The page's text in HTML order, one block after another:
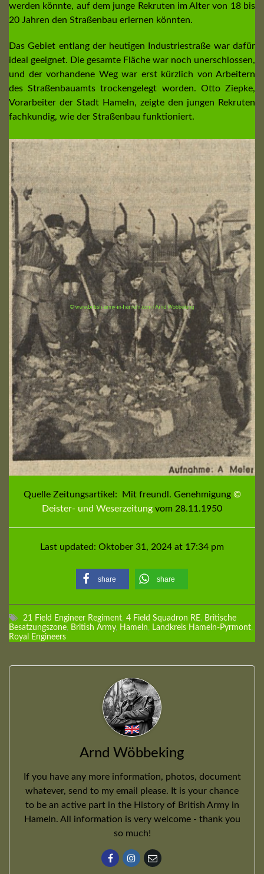
werden könnte, auf dem junge Rekruten im Alter von 18 bis
20 Jahren den Straßenbau erlernen könnten.
Das Gebiet entlang der heutigen Industriestraße war dafür
ideal geeignet. Die gesamte Fläche war noch unerschlossen,
und der vorhandene Weg war erst kürzlich von Arbeitern
des Straßenbauamts trockengelegt worden. Otto Ziepke,
Vorarbeiter der Stadt Hameln, zeigte den jungen Rekruten
fachkundig, wie der Straßenbau funktioniert.
Quelle Zeitungsartikel: Mit freundl. Genehmigung ©
Deister- und Weserzeitung vom 28.11.1950
Last updated: Oktober 31, 2024 at 17:34 pm
share share
21 Field Engineer Regiment, 4 Field Squadron RE, Britische
Besatzungszone, British Army, Hameln, Landkreis Hameln-Pyrmont,
Royal Engineers
Arnd Wöbbeking
If you have any more information, photos, document
whatever, send to my email please. It is your chance
to be an active part in the History of British Army in
Hameln. All information is very welcome - thank you
so much!